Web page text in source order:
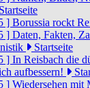
Startseite
] Borussia rockt
] Daten, Fakten,
Startseite
] In Reisbach die
aufbessern!
] Wiedersehen mit